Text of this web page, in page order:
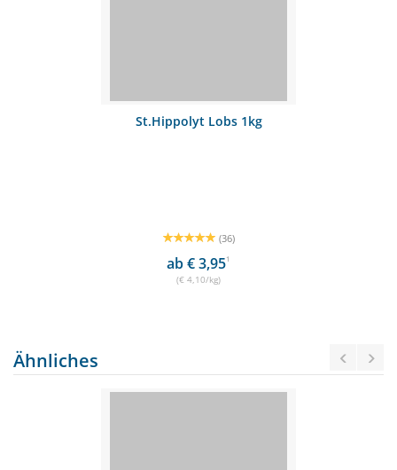
St.Hippolyt Lobs 1kg
(36)
ab € 3,951
(€ 4,10/kg)
Ähnliches